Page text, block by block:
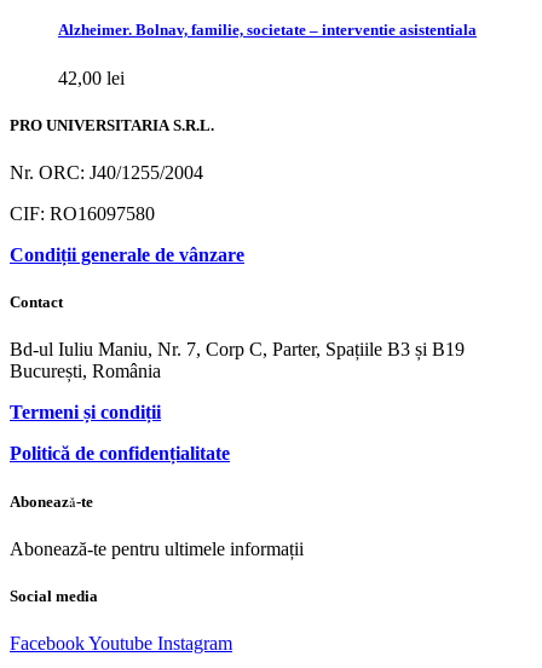
Alzheimer. Bolnav, familie, societate – interventie asistentiala
42,00 lei
PRO UNIVERSITARIA S.R.L.
Nr. ORC: J40/1255/2004
CIF: RO16097580
Condiții generale de vânzare
Contact
Bd-ul Iuliu Maniu, Nr. 7, Corp C, Parter, Spațiile B3 și B19
București, România
Termeni și condiții
Politică de confidențialitate
Abonează-te
Abonează-te pentru ultimele informații
Social media
FacebookYoutube Instagram